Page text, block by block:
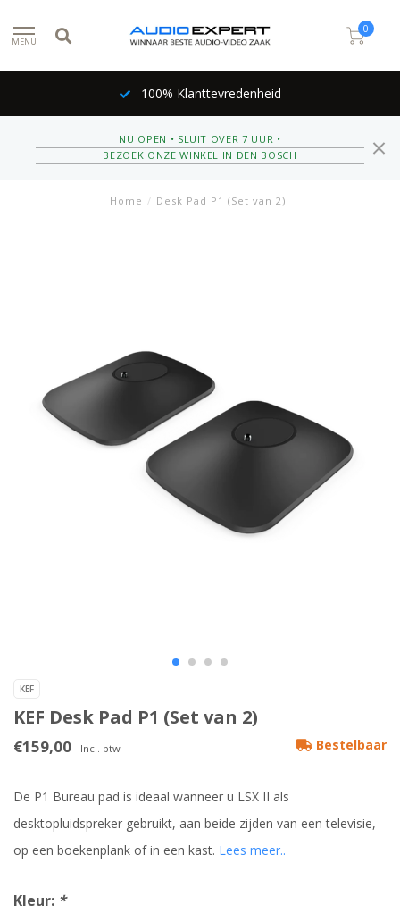
MENU
0
100% Klanttevredenheid
NU OPEN • SLUIT OVER 7 UUR •
BEZOEK ONZE WINKEL IN DEN BOSCH
Home / Desk Pad P1 (Set van 2)
KEF
KEF Desk Pad P1 (Set van 2)
€159,00 Incl. btw Bestelbaar
De P1 Bureau pad is ideaal wanneer u LSX II als
desktopluidspreker gebruikt, aan beide zijden van een televisie,
op een boekenplank of in een kast. Lees meer..
Kleur: *